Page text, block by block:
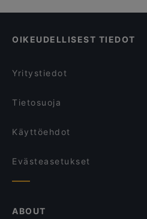
OIKEUDELLISEST TIEDOT
Yritystiedot
Tietosuoja
Käyttöehdot
Evästeasetukset
ABOUT